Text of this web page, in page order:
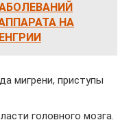
НА
мигрени, приступы
головного мозга.